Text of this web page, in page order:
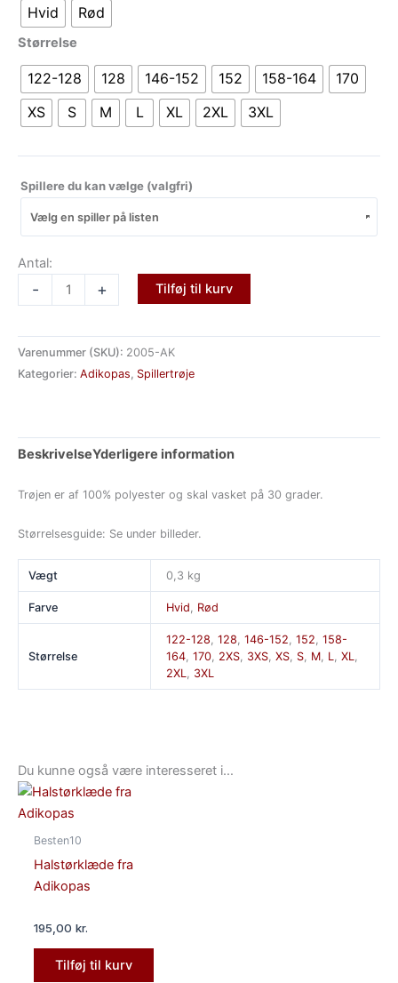
Hvid Rød
Størrelse
122-128 128 146-152 152 158-164
170
XS
S M L XL 2XL 3XL
Spillere du kan vælge (valgfri)
Antal:
- + Tilføj til kurv
Varenummer (SKU): 2005-AK
Kategorier: Adikopas, Spillertrøje
BeskrivelseYderligere information
Trøjen er af 100% polyester og skal vasket på 30 grader.
Størrelsesguide: Se under billeder.
Vægt 0,3 kg
Farve Hvid Rød
Størrelse
122-128 ,128 ,146-152 ,152 ,158-
164 ,170 2XS 3XS ,XS S M L ,XL
2XL
3XL
Du kunne også være interesseret i…
Besten10
Halstørklæde fra
Adikopas
195,00 kr.
Tilføj til kurv